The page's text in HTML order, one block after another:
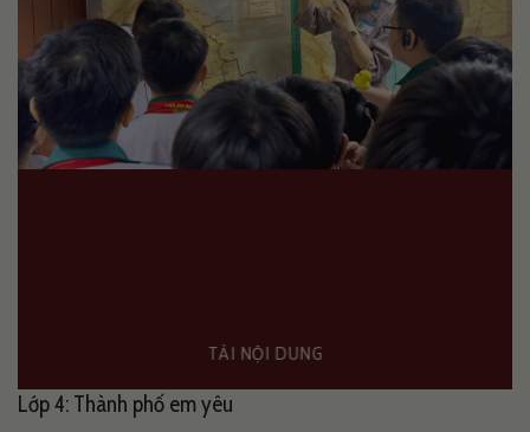
TẢI NỘI DUNG
Lớp 4: Thành phố em yêu